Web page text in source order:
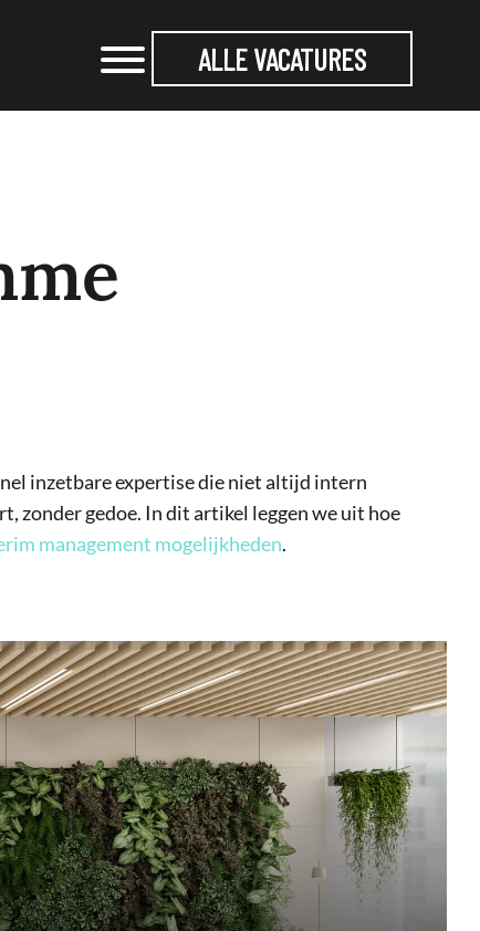
ALLE VACATURES
inzetbare expertise die niet altijd intern
zonder gedoe. In dit artikel leggen we uit hoe
management mogelijkheden.